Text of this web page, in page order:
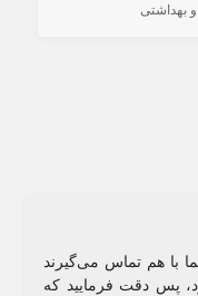
بهداشتی
با هم تماس می‌گیرند
پس دقت فرمایید که